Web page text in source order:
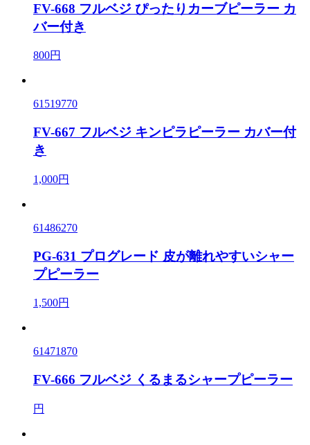
FV-668 フルベジ ぴったりカーブピーラー カ
バー付き
800円
61519770
FV-667 フルベジ キンピラピーラー カバー付
き
1,000円
61486270
PG-631 プログレード 皮が離れやすいシャー
プピーラー
1,500円
61471870
FV-666 フルベジ くるまるシャープピーラー
円